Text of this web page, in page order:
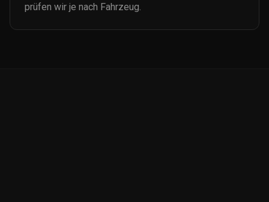
prüfen wir je nach Fahrzeug.